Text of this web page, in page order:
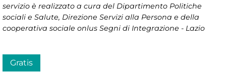
servizio è realizzato a cura del Dipartimento Politiche
sociali e Salute, Direzione Servizi alla Persona e della
cooperativa sociale onlus Segni di Integrazione - Lazio
Gratis